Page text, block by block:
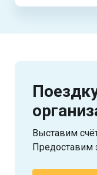
Выставим